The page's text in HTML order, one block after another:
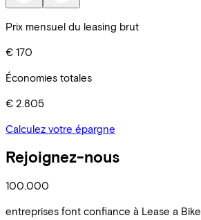
Prix mensuel du leasing brut
€ 170
Économies totales
€ 2.805
Calculez votre épargne
Rejoignez-nous
100.000
entreprises font confiance à Lease a Bike